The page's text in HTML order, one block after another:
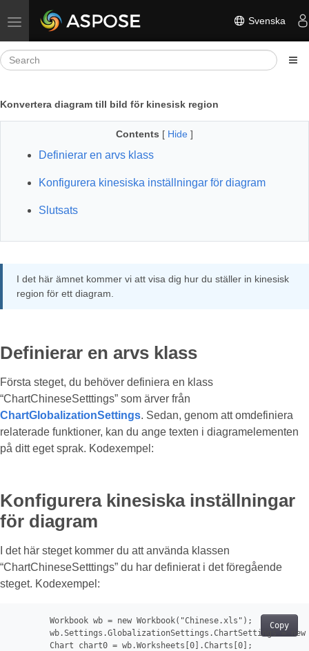
Toggle navigation Svenska
Konvertera diagram till bild för kinesisk region
Contents [ Hide ]
Definierar en arvs klass
Konfigurera kinesiska inställningar för diagram
Slutsats
I det här ämnet kommer vi att visa dig hur du ställer in kinesisk
region för ett diagram.
Definierar en arvs klass
Första steget, du behöver definiera en klass
“ChartChineseSetttings” som ärver från
ChartGlobalizationSettings. Sedan, genom att omdefiniera
relaterade funktioner, kan du ange texten i diagramelementen
på ditt eget sprak. Kodexempel:
Konfigurera kinesiska inställningar
för diagram
I det här steget kommer du att använda klassen
“ChartChineseSetttings” du har definierat i det föregående
steget. Kodexempel:
Copy
Workbook wb = new Workbook( "Chinese.xls" );
wb.Settings.GlobalizationSettings.ChartSettings =
Chart chart0 = wb.Worksheets[ 0 ].Charts[ 0 ];